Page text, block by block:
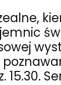
15.30.